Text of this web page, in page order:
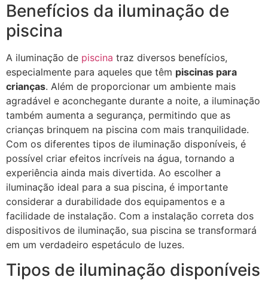
Benefícios da iluminação de
piscina
A iluminação de piscina traz diversos benefícios,
especialmente para aqueles que têm piscinas para
crianças. Além de proporcionar um ambiente mais
agradável e aconchegante durante a noite, a iluminação
também aumenta a segurança, permitindo que as
crianças brinquem na piscina com mais tranquilidade.
Com os diferentes tipos de iluminação disponíveis, é
possível criar efeitos incríveis na água, tornando a
experiência ainda mais divertida. Ao escolher a
iluminação ideal para a sua piscina, é importante
considerar a durabilidade dos equipamentos e a
facilidade de instalação. Com a instalação correta dos
dispositivos de iluminação, sua piscina se transformará
em um verdadeiro espetáculo de luzes.
Tipos de iluminação disponíveis